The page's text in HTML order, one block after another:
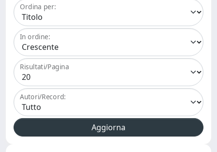
Ordina per:
In ordine:
Risultati/Pagina
Autori/Record: